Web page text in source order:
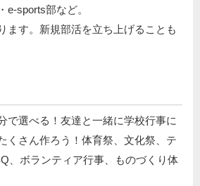
e-sports部など。
ます。新規部活を立ち上げることも
で選べる！友達と一緒に学校行事に
くさん作ろう！体育祭、文化祭、テ
、ボランティア行事、ものづくり体